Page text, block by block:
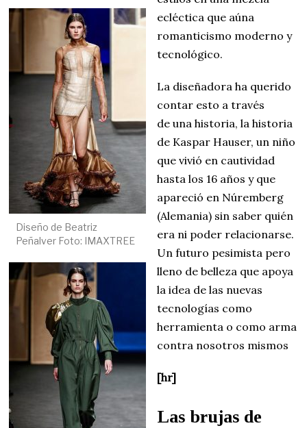
Diseño de Beatriz
Peñalver Foto: IMAXTREE
ecléctica que aúna
romanticismo moderno y
tecnológico.
La diseñadora ha querido
contar esto a través
de una historia, la historia
de Kaspar Hauser, un niño
que vivió en cautividad
hasta los 16 años y que
apareció en Núremberg
(Alemania) sin saber quién
era ni poder relacionarse.
Un futuro pesimista pero
lleno de belleza que apoya
la idea de las nuevas
tecnologías como
herramienta o como arma
contra nosotros mismos
[hr]
Las brujas de